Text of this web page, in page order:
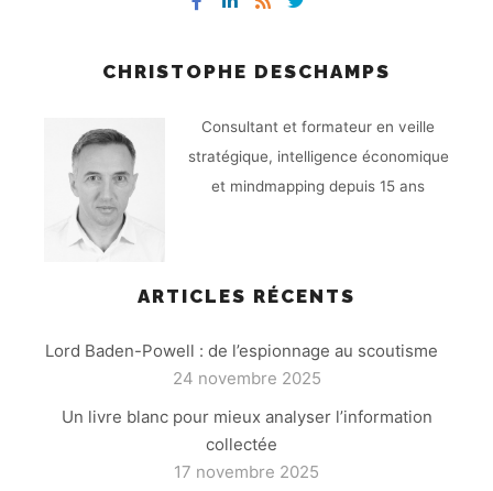
CHRISTOPHE DESCHAMPS
Consultant et formateur en veille
stratégique, intelligence économique
et mindmapping depuis 15 ans
ARTICLES RÉCENTS
Lord Baden-Powell : de l’espionnage au scoutisme
24 novembre 2025
Un livre blanc pour mieux analyser l’information
collectée
17 novembre 2025